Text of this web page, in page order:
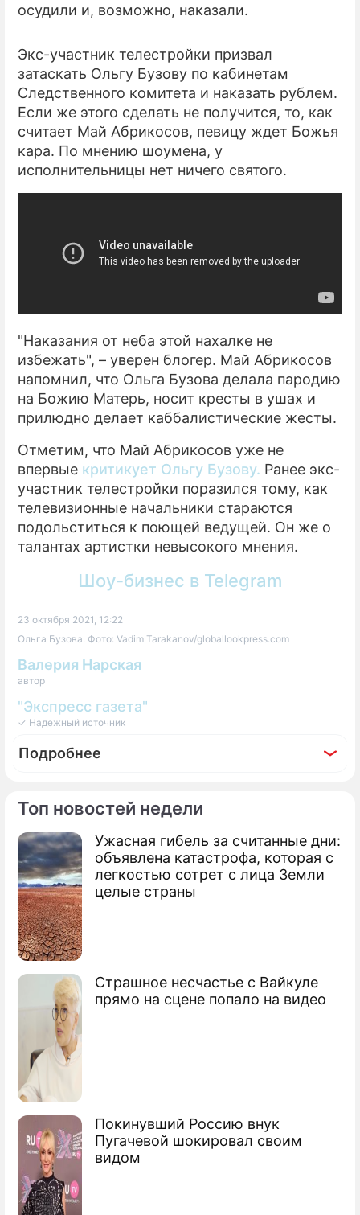
Топ новостей недели
Ужасная гибель за считанные дни:
объявлена катастрофа, которая с
легкостью сотрет с лица Земли
целые страны
Страшное несчастье с Вайкуле
прямо на сцене попало на видео
Покинувший Россию внук
Пугачевой шокировал своим
видом
осудили и, возможно, наказали.
Экс-участник телестройки призвал
затаскать Ольгу Бузову по кабинетам
Следственного комитета и наказать рублем.
Если же этого сделать не получится, то, как
считает Май Абрикосов, певицу ждет Божья
кара. По мнению шоумена, у
исполнительницы нет ничего святого.
"Наказания от неба этой нахалке не
избежать", – уверен блогер. Май Абрикосов
напомнил, что Ольга Бузова делала пародию
на Божию Матерь, носит кресты в ушах и
прилюдно делает каббалистические жесты.
Отметим, что Май Абрикосов уже не
впервые критикует Ольгу Бузову. Ранее экс-
участник телестройки поразился тому, как
телевизионные начальники стараются
подольститься к поющей ведущей. Он же о
талантах артистки невысокого мнения.
Шоу-бизнес в Telegram
23 октября 2021, 12:22
Ольга Бузова. Фото: Vadim Tarakanov/globallookpress.com
Валерия Нарская
автор
"Экспресс газета"
✓ Надежный источник
Подробнее
Фоторепортаж
Любите меня: Бузова отдалась толпе
пьяных возбужденных геев без защиты